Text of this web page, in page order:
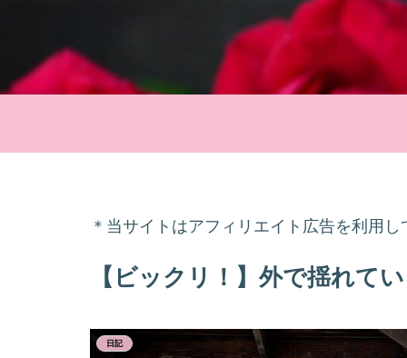
＊当サイトはアフィリエイト広告を利用し
【ビックリ！】外で揺れて
日記